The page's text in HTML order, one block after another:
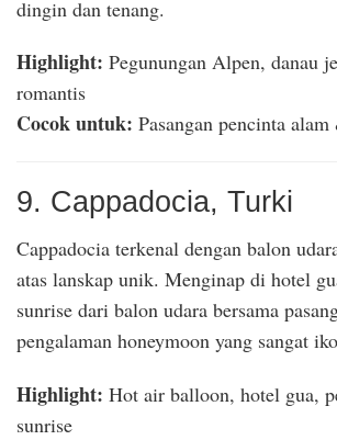
dingin dan tenang.
Highlight: Pegunungan Alpen, danau
romantis
Cocok untuk: Pasangan pencinta
9. Cappadocia, Turki
Cappadocia terkenal dengan balon
atas lanskap unik. Menginap di hotel
sunrise dari balon udara bersama
pengalaman honeymoon yang sangat
Highlight: Hot air balloon, hotel gua,
sunrise